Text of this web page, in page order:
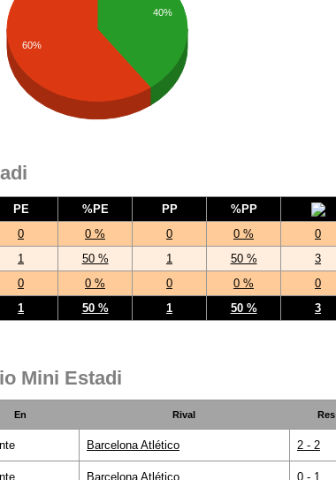
40%
60%
PE %PE PP %PP
0 0 % 0 0 % 0
1 50 % 1 50 % 3
0 0 % 0 0 % 0
1 50 % 1 50 % 3
Mini Estadi
En Rival Res
Barcelona Atlético 2 - 2
Barcelona Atlético 0 - 1